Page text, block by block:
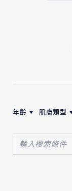
年齡
肌膚類型